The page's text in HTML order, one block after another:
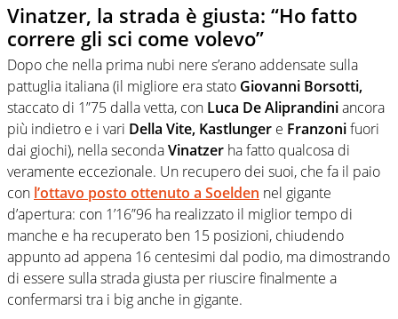
Vinatzer, la strada è giusta: “Ho fatto
correre gli sci come volevo”
Dopo che nella prima nubi nere s’erano addensate sulla
pattuglia italiana (il migliore era stato Giovanni Borsotti,
staccato di 1”75 dalla vetta, con Luca De Aliprandiniancora
più indietro e i vari Della Vite, Kastlunger e Franzonifuori
dai giochi), nella secondaVinatzer ha fatto qualcosa di
veramente eccezionale. Un recupero dei suoi, che fa il paio
con l’ottavo posto ottenuto a Soelden nel gigante
d’apertura: con 1’16”96 ha realizzato il miglior tempo di
manche e ha recuperato ben 15 posizioni, chiudendo
appunto ad appena 16 centesimi dal podio, ma dimostrando
di essere sulla strada giusta per riuscire finalmente a
confermarsi tra i big anche in gigante.